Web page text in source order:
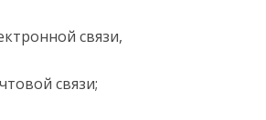
связи,
связи;